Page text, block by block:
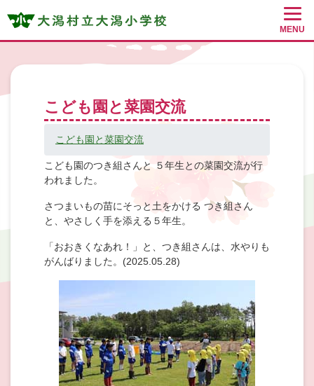
MENU
こども園と菜園交流
こども園と菜園交流
こども園のつき組さんと ５年生との菜園交流が行
われました。
さつまいもの苗にそっと土をかける つき組さん
と、やさしく手を添える５年生。
「おおきくなあれ！」と、つき組さんは、水やりも
がんばりました。(2025.05.28)